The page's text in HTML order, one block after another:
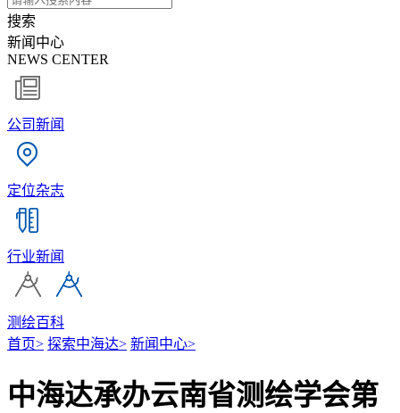
搜索
新闻中心
NEWS CENTER
公司新闻
定位杂志
行业新闻
测绘百科
首页> 探索中海达> 新闻中心>
中海达承办云南省测绘学会第